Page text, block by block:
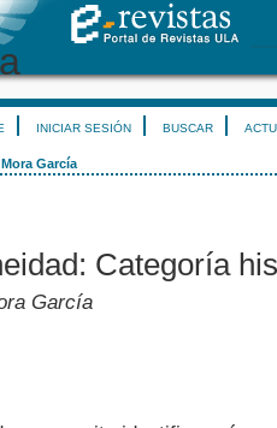
INICIAR SESIÓN BUSCAR
Mora García
Categoría
García